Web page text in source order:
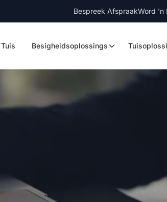
Bespreek AfspraakWord 'n
Tuis Besigheidsoplossings